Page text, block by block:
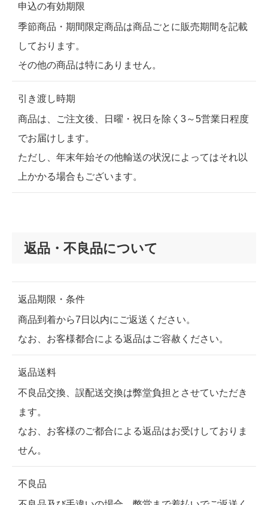
申込の有効期限
季節商品・期間限定商品は商品ごとに販売期間を記載
しております。
その他の商品は特にありません。
引き渡し時期
商品は、ご注文後、日曜・祝日を除く3～5営業日程度
でお届けします。
ただし、年末年始その他輸送の状況によってはそれ以
上かかる場合もございます。
返品・不良品について
返品期限・条件
商品到着から7日以内にご返送ください。
なお、お客様都合による返品はご容赦ください。
返品送料
不良品交換、誤配送交換は弊堂負担とさせていただき
ます。
なお、お客様のご都合による返品はお受けしておりま
せん。
不良品